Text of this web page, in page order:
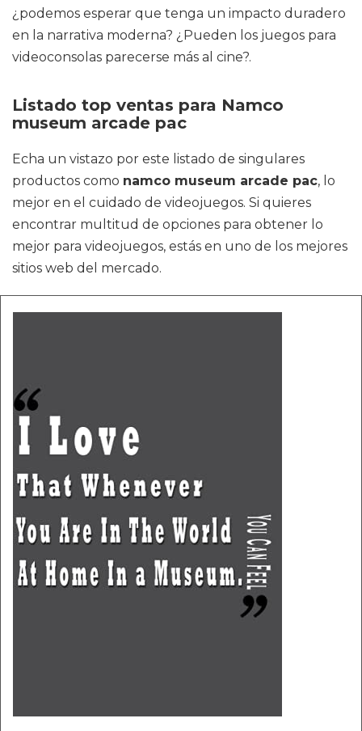
¿podemos esperar que tenga un impacto duradero
en la narrativa moderna? ¿Pueden los juegos para
videoconsolas parecerse más al cine?.
Listado top ventas para Namco
museum arcade pac
Echa un vistazo por este listado de singulares
productos como namco museum arcade pac, lo
mejor en el cuidado de videojuegos. Si quieres
encontrar multitud de opciones para obtener lo
mejor para videojuegos, estás en uno de los mejores
sitios web del mercado.